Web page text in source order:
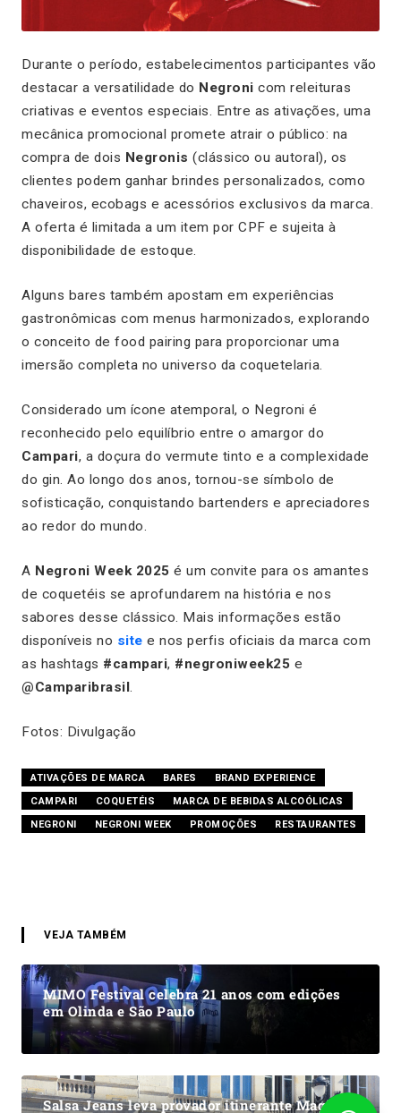
Durante o período, estabelecimentos participantes vão
destacar a versatilidade do Negroni com releituras
criativas e eventos especiais. Entre as ativações, uma
mecânica promocional promete atrair o público: na
compra de dois Negronis (clássico ou autoral), os
clientes podem ganhar brindes personalizados, como
chaveiros, ecobags e acessórios exclusivos da marca.
A oferta é limitada a um item por CPF e sujeita à
disponibilidade de estoque.
Alguns bares também apostam em experiências
gastronômicas com menus harmonizados, explorando
o conceito de food pairing para proporcionar uma
imersão completa no universo da coquetelaria.
Considerado um ícone atemporal, o Negroni é
reconhecido pelo equilíbrio entre o amargor do
Campari, a doçura do vermute tinto e a complexidade
do gin. Ao longo dos anos, tornou-se símbolo de
sofisticação, conquistando bartenders e apreciadores
ao redor do mundo.
A Negroni Week 2025 é um convite para os amantes
de coquetéis se aprofundarem na história e nos
sabores desse clássico. Mais informações estão
disponíveis no site e nos perfis oficiais da marca com
as hashtags #campari, #negroniweek25 e
@Camparibrasil
Fotos: Divulgação
ATIVAÇÕES DE MARCA BARES
BRAND EXPERIENCE
CAMPARI
COQUETÉIS
MARCA DE BEBIDAS ALCOÓLICAS
NEGRONI
NEGRONI WEEK PROMOÇÕES RESTAURANTES
VEJA TAMBÉM
MIMO Festival celebra 21 anos com edições
em Olinda e São Paulo
Salsa Jeans leva provador itinerante Magic